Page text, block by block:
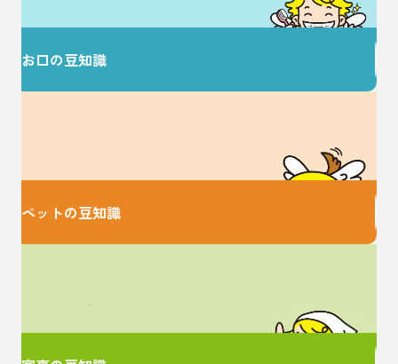
お口の豆知識
ペットの豆知識